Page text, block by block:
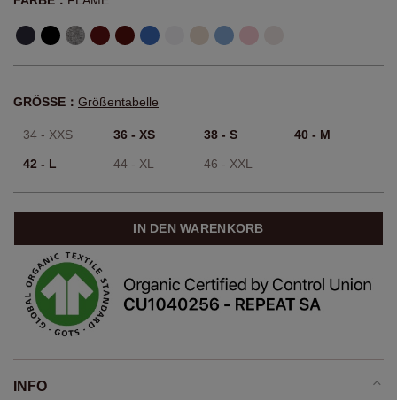
GRÖSSE： Größentabelle
34 - XXS 36 - XS 38 - S 40 - M
42 - L 44 - XL 46 - XXL
IN DEN WARENKORB
INFO